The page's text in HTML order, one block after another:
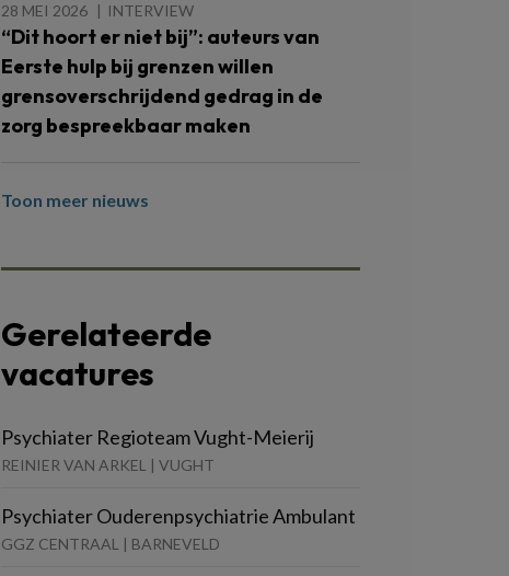
28 MEI 2026 INTERVIEW
“Dit hoort er niet bij”: auteurs van
Eerste hulp bij grenzen willen
grensoverschrijdend gedrag in de
zorg bespreekbaar maken
Toon meer nieuws
Gerelateerde
vacatures
Psychiater Regioteam Vught-Meierij
REINIER VAN ARKEL | VUGHT
Psychiater Ouderenpsychiatrie Ambulant
GGZ CENTRAAL | BARNEVELD